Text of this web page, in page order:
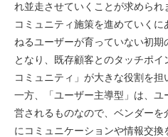
れ並走させていくことが求められ
コミュニティ施策を進めていく
ねるユーザーが育っていない初
となり、既存顧客とのタッチポ
コミュニティ」が大きな役割を担
一方、「ユーザー主導型」は、
営されるものなので、ベンダー
にコミュニケーションや情報交